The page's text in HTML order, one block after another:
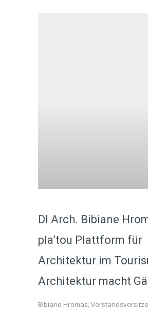
DI Arch. Bibiane
pla’tou Plattform für
Architektur im
Architektur macht
Bibiane Hromas,